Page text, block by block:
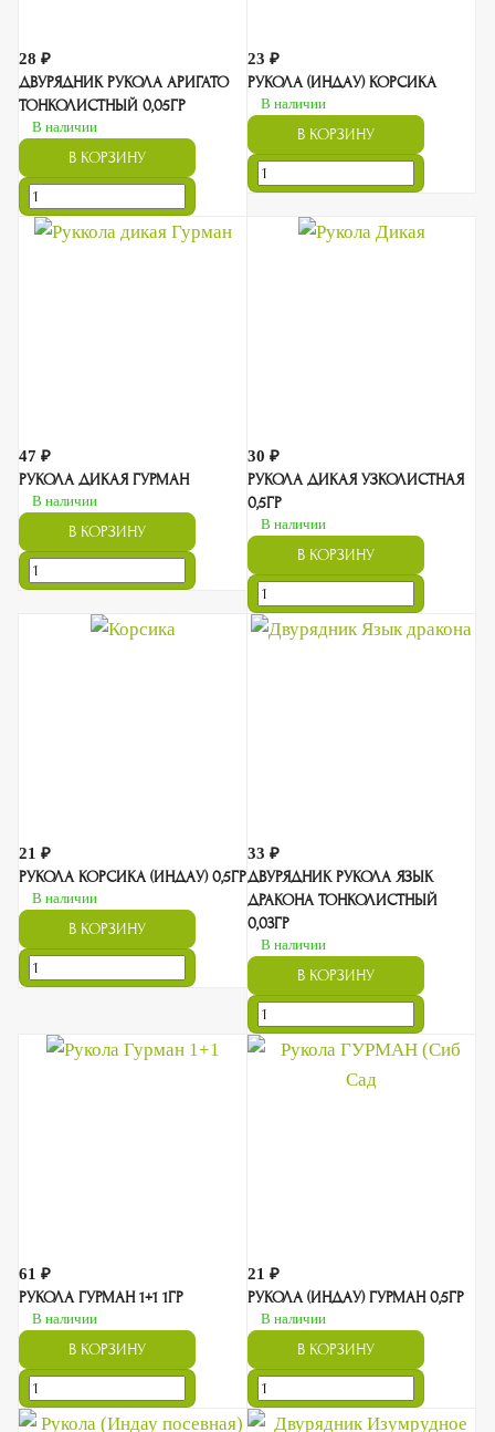
28 ₽
ДВУРЯДНИК РУКОЛА АРИГАТО
ТОНКОЛИСТНЫЙ 0,05ГР
В наличии
В КОРЗИНУ
23 ₽
РУКОЛА (ИНДАУ) КОРСИКА
В наличии
В КОРЗИНУ
47 ₽
РУКОЛА ДИКАЯ ГУРМАН
В наличии
В КОРЗИНУ
30 ₽
РУКОЛА ДИКАЯ УЗКОЛИСТНАЯ
0,5ГР
В наличии
В КОРЗИНУ
21 ₽
РУКОЛА КОРСИКА (ИНДАУ) 0,5ГР
В наличии
В КОРЗИНУ
33 ₽
ДВУРЯДНИК РУКОЛА ЯЗЫК
ДРАКОНА ТОНКОЛИСТНЫЙ
0,03ГР
В наличии
В КОРЗИНУ
61 ₽
РУКОЛА ГУРМАН 1+1 1ГР
В наличии
В КОРЗИНУ
21 ₽
РУКОЛА (ИНДАУ) ГУРМАН 0,5ГР
В наличии
В КОРЗИНУ